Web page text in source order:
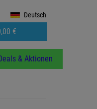
Deutsch
00 €
& Aktionen